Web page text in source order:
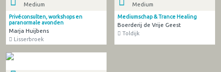
Medium
Privéconsulten, workshops en
paranormale avonden
Marja Huijbens
Lisserbroek
Medium
Mediumschap & Trance Healing
Boerderij de Vrije Geest
Toldijk